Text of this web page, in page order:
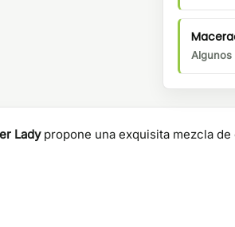
Algunos
Ladypropone una exquisita mezcla